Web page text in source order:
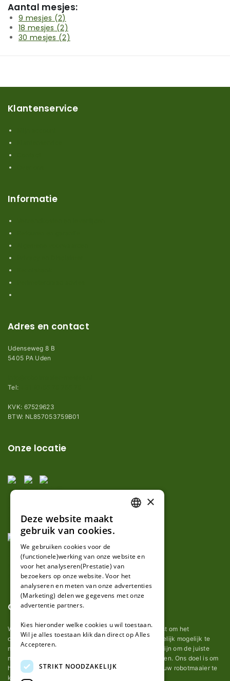
Aantal mesjes:
9 mesjes (2)
18 mesjes (2)
30 mesjes (2)
Klantenservice
Informatie
Adres en contact
Udenseweg 8 B
5405 PA Uden
Tel:
KVK: 67529623
BTW: NL857053759B01
Onze locatie
Over ons
Wij van robotmaaier-mesjes.nl doen ons uiterste best om het
onderhoud van robot grasmaaier mesjes zo gemakkelijk mogelijk te
maken. Uit ervaring merkten we hoe lastig het kan zijn om de juiste
messen voor een automatische grasmachine te vinden. Ons doel is om
het u makkelijk te maken om de goede mesjes voor uw robotmaaier te
kopen.
GERMAN
×
Deze website maakt
gebruik van cookies.
We gebruiken cookies voor de
(functionele)werking van onze website en
voor het analyseren(Prestatie) van
bezoekers op onze website. Voor het
analyseren en meten van onze advertenties
(Marketing) delen we gegevens met onze
advertentie partners.
Kies hieronder welke cookies u wil toestaan.
Wil je alles toestaan klik dan direct op Alles
Accepteren.
STRIKT NOODZAKELIJK